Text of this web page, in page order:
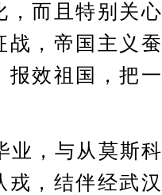
而且特别关心
战，帝国主义蚕
报效祖国，把一
，与从莫斯科
，结伴经武汉